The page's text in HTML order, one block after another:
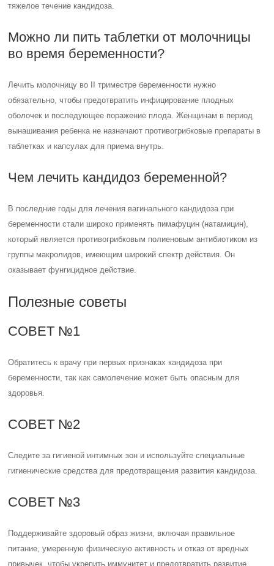
тяжелое течение кандидоза.
Можно ли пить таблетки от молочницы
во время беременности?
Лечить молочницу во II триместре беременности нужно
обязательно, чтобы предотвратить инфицирование плодных
оболочек и последующее поражение плода. Женщинам в период
вынашивания ребенка не назначают противогрибковые препараты в
таблетках и капсулах для приема внутрь.
Чем лечить кандидоз беременной?
В последние годы для лечения вагинального кандидоза при
беременности стали широко применять пимафуцин (натамицин),
который является противогрибковым полиеновым антибиотиком из
группы макролидов, имеющим широкий спектр действия. Он
оказывает фунгицидное действие.
Полезные советы
СОВЕТ №1
Обратитесь к врачу при первых признаках кандидоза при
беременности, так как самолечение может быть опасным для
здоровья.
СОВЕТ №2
Следите за гигиеной интимных зон и используйте специальные
гигиенические средства для предотвращения развития кандидоза.
СОВЕТ №3
Поддерживайте здоровый образ жизни, включая правильное
питание, умеренную физическую активность и отказ от вредных
привычек, чтобы укрепить иммунитет и предотвратить развитие